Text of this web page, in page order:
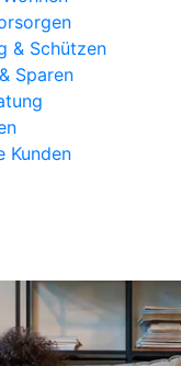
& Schützen
Sparen
Kunden